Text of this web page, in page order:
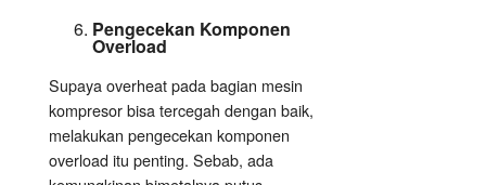
Pengecekan Komponen
Overload
Supaya overheat pada bagian mesin
kompresor bisa tercegah dengan baik,
melakukan pengecekan komponen
overload itu penting. Sebab, ada